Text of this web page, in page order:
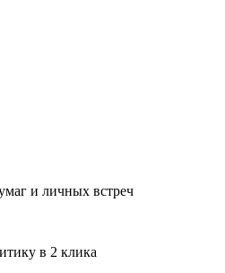
и личных встреч
в 2 клика